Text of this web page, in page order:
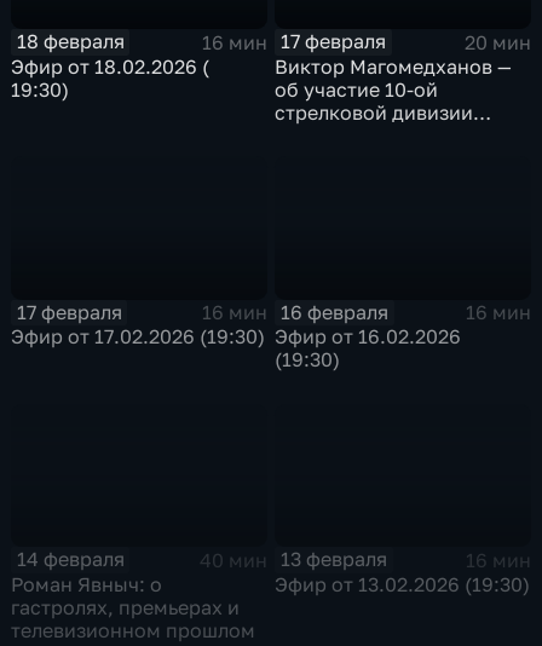
18 февраля
16 мин
Эфир от 18.02.2026 (
19:30)
17 февраля
20 мин
Виктор Магомедханов —
об участие 10-ой
стрелковой дивизии
17 февраля
16 мин
Эфир от 17.02.2026 (19:30)
16 февраля
16 мин
Эфир от 16.02.2026
(19:30)
14 февраля
40 мин
Роман Явныч: о
гастролях, премьерах и
телевизионном прошлом
13 февраля
16 мин
Эфир от 13.02.2026 (19:30)